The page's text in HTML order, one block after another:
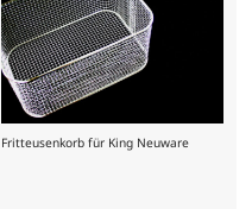
Fritteusenkorb für King Neuware